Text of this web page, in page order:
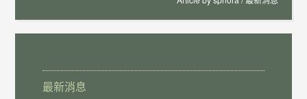
最新消息